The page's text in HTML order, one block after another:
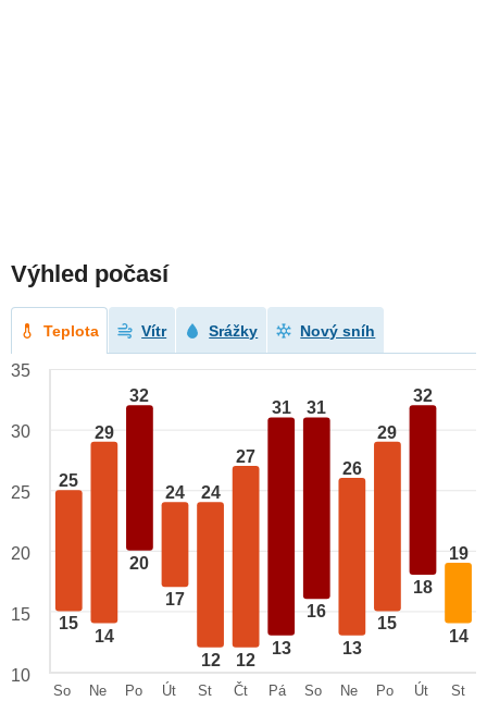
Výhled počasí
Teplota Vítr Srážky Nový sníh
25
15
29
14
32
20
24
17
24
12
27
12
31
13
31
16
26
13
29
15
32
18
19
14
35
30
25
20
15
10
So
Ne
Po
Út
St
Čt
Pá
So
Ne
Po
Út
St